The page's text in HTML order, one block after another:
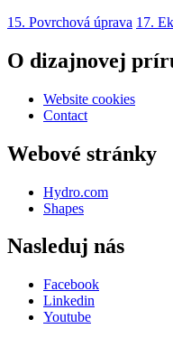
15. Povrchová úprava 17.
O dizajnovej
Website cookies
Contact
Webové stránky
Hydro.com
Shapes
Nasleduj nás
Facebook
Linkedin
Youtube